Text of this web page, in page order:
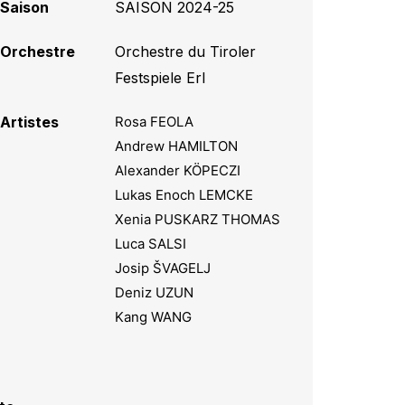
Saison SAISON 2024-25
Orchestre
Orchestre du Tiroler
Festspiele Erl
Artistes
Rosa FEOLA
Andrew HAMILTON
Alexander KÖPECZI
Lukas Enoch LEMCKE
Xenia PUSKARZ THOMAS
Luca SALSI
Josip ŠVAGELJ
Deniz UZUN
Kang WANG